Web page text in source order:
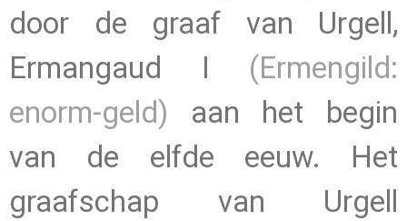
door de graaf van Urgell,
Ermangaud I (Ermengild:
enorm-geld) aan het begin
van de elfde eeuw. Het
graafschap van Urgell